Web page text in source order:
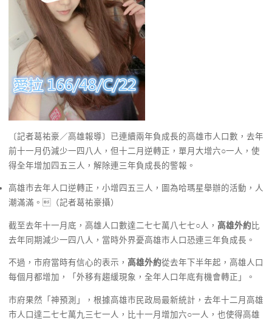
〔記者葛祐豪／高雄報導〕已連續兩年負成長的高雄市人口數，去年
前十一月仍減少一四八人，但十二月逆轉正，單月大增六○一人，使
得全年增加四五三人，解除連三年負成長的警報。
高雄市去年人口逆轉正，小增四五三人，圖為哈瑪星舉辦的活動，人
潮滿滿。（記者葛祐豪攝）
截至去年十一月底，高雄人口數達二七七萬八七七○人， 高雄外約 比
去年同期減少一四八人，當時外界憂高雄市人口恐連三年負成長。
不過，市府當時有信心的表示， 高雄外約從去年下半年起，高雄人口
每個月都增加，「外移有趨緩現象，全年人口年底有機會轉正」。
市府果然「神預測」，根據高雄市民政局最新統計，去年十二月高雄
市人口達二七七萬九三七一人，比十一月增加六○一人，也使得高雄